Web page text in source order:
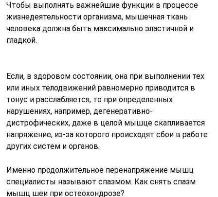
Чтобы выполнять важнейшие функции в процессе
жизнедеятельности организма, мышечная ткань
человека должна быть максимально эластичной и
гладкой.
Если, в здоровом состоянии, она при выполнении тех
или иных телодвижений равномерно приводится в
тонус и расслабляется, то при определенных
нарушениях, например, дегенеративно-
дистрофических, даже в целой мышце скапливается
напряжение, из-за которого происходят сбои в работе
других систем и органов.
Именно продолжительное перенапряжение мышц
специалисты называют спазмом. Как снять спазм
мышц шеи при остеохондрозе?